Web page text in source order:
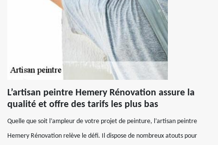
L’artisan peintre Hemery Rénovation assure la
qualité et offre des tarifs les plus bas
Quelle que soit l’ampleur de votre projet de peinture, l’artisan peintre
Hemery Rénovation relève le défi. Il dispose de nombreux atouts pour